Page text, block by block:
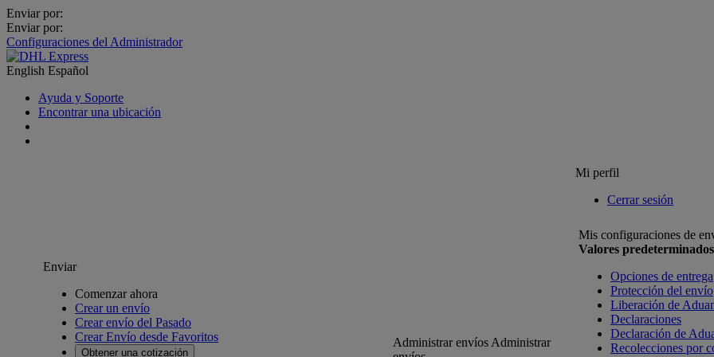
Enviar por:
Enviar por:
Configuraciones del Administrador
English Español
Ayuda y Soporte
Encontrar una ubicación
Mi perfil
Cerrar sesión
Enviar
Comenzar ahora
Crear un envío
Crear envío del Pasado
Crear Envío desde Favoritos
Obtener una cotización
Administrar envíos Administrar
Mis configuraciones de
Valores
Opciones de entrega
Protección del envío
Liberación de
Declaraciones
Declaración de
Recolecciones por